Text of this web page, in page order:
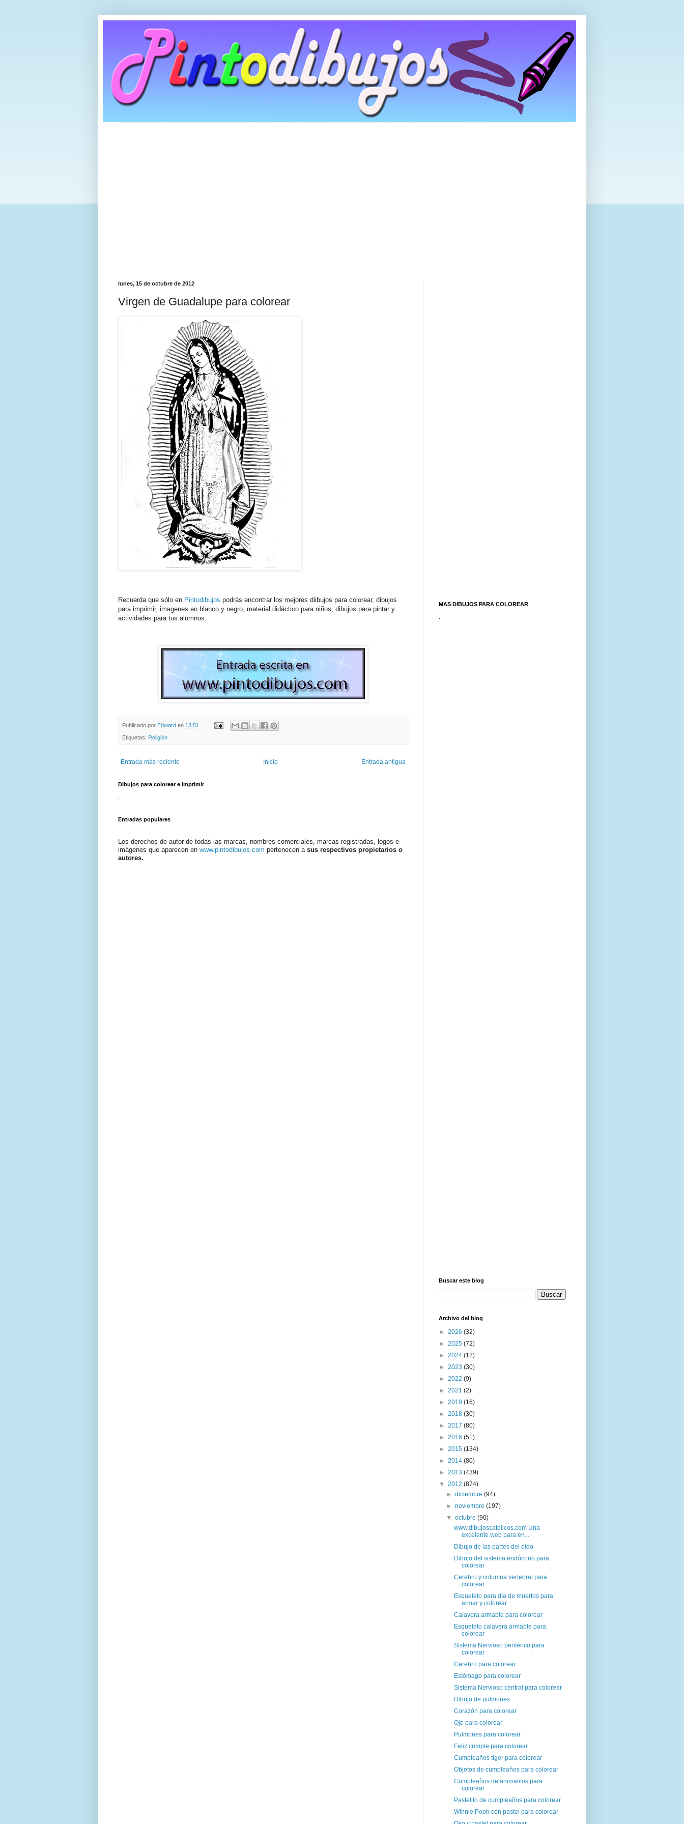
lunes, 15 de octubre de 2012
Virgen de Guadalupe para colorear
Recuerda que sólo en Pintodibujos podrás encontrar los mejores diibujos para colorear, dibujos
para imprimir, imagenes en blanco y negro, material didáctico para niños, dibujos para pintar y
actividades para tus alumnos.
Publicado por Edward en 13:51
Etiquetas: Religión
Entrada más reciente Entrada antigua
Inicio
Dibujos para colorear e imprimir
.
Entradas populares
Los derechos de autor de todas las marcas, nombres comerciales, marcas registradas, logos e
imágenes que aparecen en www.pintodibujos.com pertenecen a sus respectivos propietarios o
autores.
MAS DIBUJOS PARA COLOREAR
.
Buscar este blog
Archivo del blog
► 2026 (32)
► 2025 (72)
► 2024 (12)
► 2023 (30)
► 2022 (9)
► 2021 (2)
► 2019 (16)
► 2018 (30)
► 2017 (80)
► 2016 (51)
► 2015 (134)
► 2014 (80)
► 2013 (439)
▼ 2012 (874)
►diciembre(94)
►noviembre(197)
▼octubre(90)
www.dibujoscatolicos.com Una
excelente web para en...
Dibujo de las partes del oido
Dibujo del sistema endócrino para
colorear
Cerebro y columna vertebral para
colorear
Esqueleto para día de muertos para
armar y colorear
Calavera armable para colorear
Esqueleto calavera armable para
colorear
Sistema Nervioso periférico para
colorear
Cerebro para colorear
Estómago para colorear
Sistema Nervioso central para colorear
Dibujo de pulmones
Corazón para colorear
Ojo para colorear
Pulmones para colorear
Feliz cumple para colorear
Cumpleaños tiger para colorear
Objetos de cumpleaños para colorear
Cumpleaños de animalitos para
colorear
Pastelito de cumpleaños para colorear
Winnie Pooh con pastel para colorear